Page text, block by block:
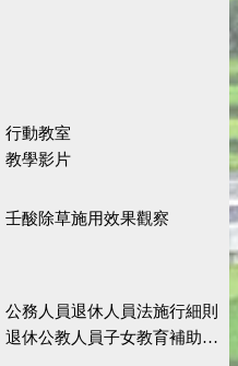
行動教室
教學影片
壬酸除草施用效果觀察
公務人員退休人員法施行細則
退休公教人員子女教育補助規定